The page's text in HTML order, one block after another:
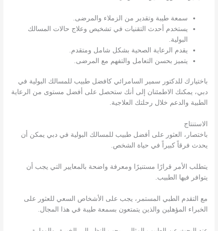
سمعة طيبة وتقدير من الزملاء والمرضى.
يستخدم أحدث التقنيات في تشخيص وعلاج حالات المسالك
البولية.
يقدم الرعاية الصحية بشكل شامل ومتقدم.
يتميز بحسن التعامل والتفهم مع المرضى.
باختيارك للدكتور سمير السامرائي كافضل طبيب للمسالك البولية في
دبي، يمكنك الاطمئنان إلى أنك ستحصل على أفضل مستوى من الرعاية
الطبية والدعم خلال رحلتك العلاجية.
الاستنتاج
باختصار، العثور على أفضل طبيب للمسالك البولية في دبي يمكن أن
يحدث فرقاً كبيراً في حياة الشخص.
يتطلب الأمر قرارًا مستنيرًا ومعرفة واضحة بالمعايير التي يجب أن
يتوافر فيها الطبيب.
مع التقدم الطبي المستمر، يجب على الأشخاص السعي للعثور على
الخبراء المؤهلين والذين يتمتعون بسمعة طيبة في هذا المجال.